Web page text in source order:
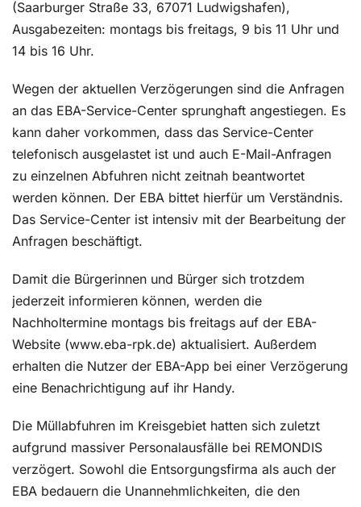
(Saarburger Straße 33, 67071 Ludwigshafen),
Ausgabezeiten: montags bis freitags, 9 bis 11 Uhr und
14 bis 16 Uhr.
Wegen der aktuellen Verzögerungen sind die Anfragen
an das EBA-Service-Center sprunghaft angestiegen. Es
kann daher vorkommen, dass das Service-Center
telefonisch ausgelastet ist und auch E-Mail-Anfragen
zu einzelnen Abfuhren nicht zeitnah beantwortet
werden können. Der EBA bittet hierfür um Verständnis.
Das Service-Center ist intensiv mit der Bearbeitung der
Anfragen beschäftigt.
Damit die Bürgerinnen und Bürger sich trotzdem
jederzeit informieren können, werden die
Nachholtermine montags bis freitags auf der EBA-
Website (www.eba-rpk.de) aktualisiert. Außerdem
erhalten die Nutzer der EBA-App bei einer Verzögerung
eine Benachrichtigung auf ihr Handy.
Die Müllabfuhren im Kreisgebiet hatten sich zuletzt
aufgrund massiver Personalausfälle bei REMONDIS
verzögert. Sowohl die Entsorgungsfirma als auch der
EBA bedauern die Unannehmlichkeiten, die den